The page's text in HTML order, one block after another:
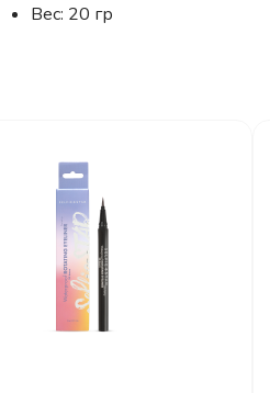
Вес: 20 гр